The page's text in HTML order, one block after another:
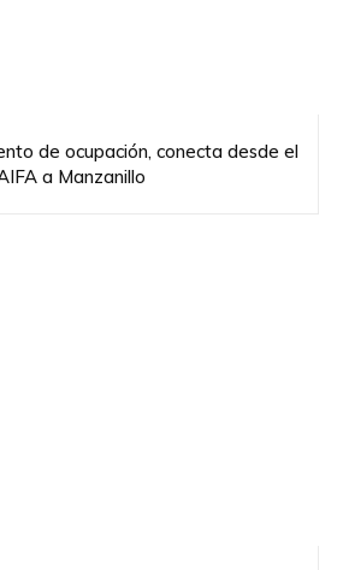
de ocupación, conecta desde el
a Manzanillo